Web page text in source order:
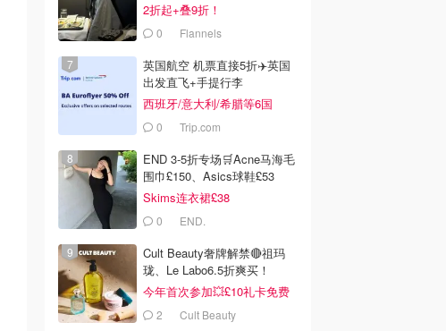
2折起+叠9折！
0 Flannels
英国航空 机票直接5折✈️英国
出发直飞+手提行李
西班牙/意大利/希腊等6国
0 Trip.com
END 3-5折专场🛒Acne马海毛
围巾£150、Asics球鞋£53
Skims连衣裙£38
0 END.
Cult Beauty奢牌解禁🔴祖玛
珑、Le Labo6.5折爽买！
今年首次参加💥£10礼卡免费
拿 2 Cult Beauty